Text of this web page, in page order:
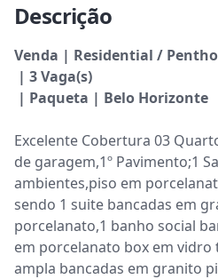
Descrição
Venda | Residential /
| Paqueta | Belo Horizonte
Excelente Cobertura 03
de garagem,1º Pavimento;1
ambientes,piso em
sendo 1 suite bancadas em
porcelanato,1 banho social
em porcelanato box em vidro
ampla bancadas em granito